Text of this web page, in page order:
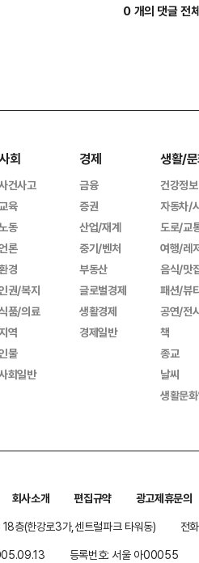
0 개의 댓글 전
회
건사고
육
동
론
경
권/복지
품/의료
역
물
회일반
경제
금융
증권
산업/재계
중기/벤처
부동산
글로벌경제
생활경제
경제일반
생활/
건강정보
자동차/
도로/교
여행/레
음식/맛
패션/뷰
공연/전
책
종교
날씨
생활문
회사소개 편집규약
광고제휴문의
층(한강로3가,센트럴파크 타워동)
전
등록번호: 서울 아00055